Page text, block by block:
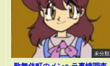
未分類